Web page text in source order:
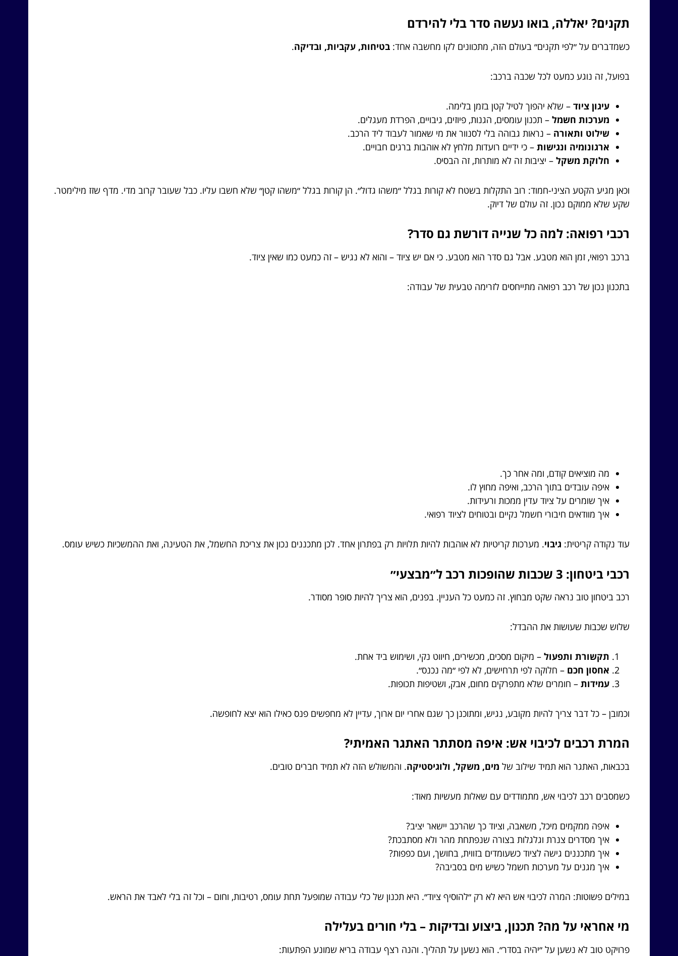
תקנים? יאללה, בואו נעשה סדר בלי להירדם
כשמדברים על ״לפי תקנים״ בעולם הזה, מתכוונים לקו מחשבה אחד: בטיחות, עקביות, ובדיקה.
בפועל, זה נוגע כמעט לכל שכבה ברכב:
עיגון ציוד – שלא יהפוך לטיל קטן בזמן בלימה.
מערכות חשמל – תכנון עומסים, הגנות, פיוזים, גיבויים, הפרדת מעגלים.
שילוט ותאורה – נראות גבוהה בלי לסנוור את מי שאמור לעבוד ליד הרכב.
ארגונומיה ונגישות – כי ידיים רועדות מלחץ לא אוהבות ברגים חבויים.
חלוקת משקל – יציבות זה לא מותרות, זה הבסיס.
וכאן מגיע הקטע הציני-חמוד: רוב התקלות בשטח לא קורות בגלל ״משהו גדול״. הן קורות בגלל ״משהו קטן״ שלא חשבו עליו. כבל שעובר קרוב מדי. מדף שזז מילימטר.
שקע שלא ממוקם נכון. זה עולם של דיוק.
רכבי רפואה: למה כל שנייה דורשת גם סדר?
ברכב רפואי, זמן הוא מטבע. אבל גם סדר הוא מטבע. כי אם יש ציוד – והוא לא נגיש – זה כמעט כמו שאין ציוד.
בתכנון נכון של רכב רפואה מתייחסים לזרימה טבעית של עבודה:
מה מוציאים קודם, ומה אחר כך.
איפה עובדים בתוך הרכב, ואיפה מחוץ לו.
איך שומרים על ציוד עדין ממכות ורעידות.
איך מוודאים חיבורי חשמל נקיים ובטוחים לציוד רפואי.
עוד נקודה קריטית: גיבוי. מערכות קריטיות לא אוהבות להיות תלויות רק בפתרון אחד. לכן מתכננים נכון את צריכת החשמל, את הטעינה, ואת ההמשכיות כשיש עומס.
רכבי ביטחון: 3 שכבות שהופכות רכב ל״מבצעי״
רכב ביטחון טוב נראה שקט מבחוץ. זה כמעט כל העניין. בפנים, הוא צריך להיות סופר מסודר.
שלוש שכבות שעושות את ההבדל:
תקשורת ותפעול – מיקום מסכים, מכשירים, חיווט נקי, ושימוש ביד אחת.
אחסון חכם – חלוקה לפי תרחישים, לא לפי ״מה נכנס״.
עמידות – חומרים שלא מתפרקים מחום, אבק, ושטיפות תכופות.
וכמובן – כל דבר צריך להיות מקובע, נגיש, ומתוכנן כך שגם אחרי יום ארוך, עדיין לא מחפשים פנס כאילו הוא יצא לחופשה.
המרת רכבים לכיבוי אש: איפה מסתתר האתגר האמיתי?
בכבאות, האתגר הוא תמיד שילוב של מים, משקל, ולוגיסטיקה. והמשולש הזה לא תמיד חברים טובים.
כשמסבים רכב לכיבוי אש, מתמודדים עם שאלות מעשיות מאוד:
איפה ממקמים מיכל, משאבה, וציוד כך שהרכב יישאר יציב?
איך מסדרים צנרת וגלגלות בצורה שנפתחת מהר ולא מסתבכת?
איך מתכננים גישה לציוד כשעומדים בזווית, בחושך, ועם כפפות?
איך מגנים על מערכות חשמל כשיש מים בסביבה?
במילים פשוטות: המרה לכיבוי אש היא לא רק ״להוסיף ציוד״. היא תכנון של כלי עבודה שמופעל תחת עומס, רטיבות, וחום – וכל זה בלי לאבד את הראש.
מי אחראי על מה? תכנון, ביצוע ובדיקות – בלי חורים בעלילה
פרויקט טוב לא נשען על ״יהיה בסדר״. הוא נשען על תהליך. והנה רצף עבודה בריא שמונע הפתעות: